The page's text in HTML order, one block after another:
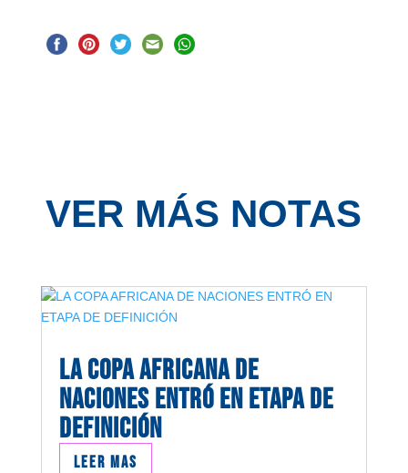
VER MÁS NOTAS
LA COPA AFRICANA DE
NACIONES ENTRÓ EN ETAPA DE
DEFINICIÓN
Leer mas